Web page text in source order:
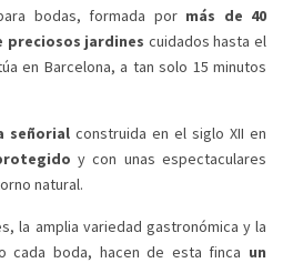
bodas, formada por más de 40
preciosos jardines cuidados hasta el
en Barcelona, a tan solo 15 minutos
señorial construida en el siglo XII en
y con unas espectaculares
natural.
la amplia variedad gastronómica y la
cada boda, hacen de esta finca un